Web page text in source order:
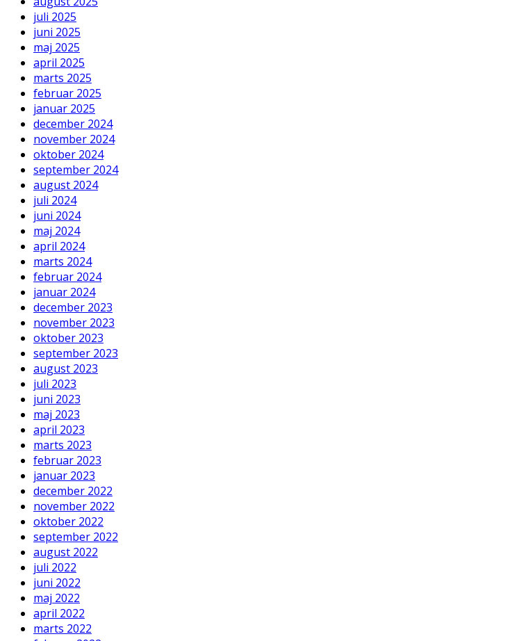
juli 2025
juni 2025
maj 2025
april 2025
marts 2025
februar 2025
januar 2025
december 2024
november 2024
oktober 2024
september 2024
august 2024
juli 2024
juni 2024
maj 2024
april 2024
marts 2024
februar 2024
januar 2024
december 2023
november 2023
oktober 2023
september 2023
august 2023
juli 2023
juni 2023
maj 2023
april 2023
marts 2023
februar 2023
januar 2023
december 2022
november 2022
oktober 2022
september 2022
august 2022
juli 2022
juni 2022
maj 2022
april 2022
marts 2022